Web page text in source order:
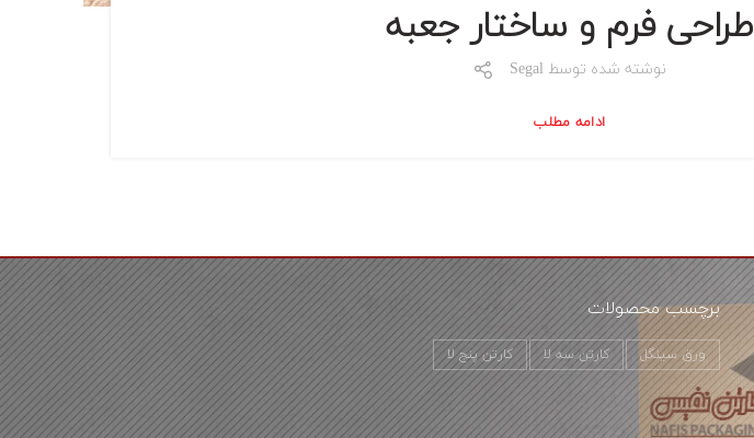
طراحی فرم و ساختار جعبه
نوشته شده توسط Segal
ادامه مطلب
برچسب محصولات
ورق سینگل کارتن سه لا کارتن پنج لا